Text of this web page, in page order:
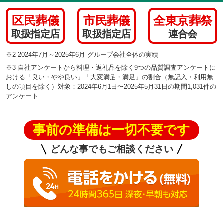
区民葬儀
取扱指定店
市民葬儀
取扱指定店
全東京葬祭
連合会
※2 2024年7月～2025年6月 グループ会社全体の実績
※3 自社アンケートから料理・返礼品を除く9つの品質調査アンケートに
おける「良い・やや良い」「大変満足・満足」の割合（無記入・利用無
しの項目を除く）対象：2024年6月1日〜2025年5月31日の期間1,031件の
アンケート
事前の準備は一切不要です
どんな事でもご相談ください